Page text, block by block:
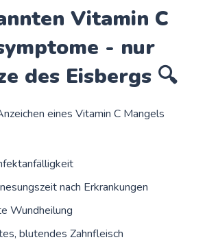
Vitamin C
- nur
des Eisbergs 🔍
eines Vitamin C Mangels
nach Erkrankungen
Wundheilung
blutendes Zahnfleisch